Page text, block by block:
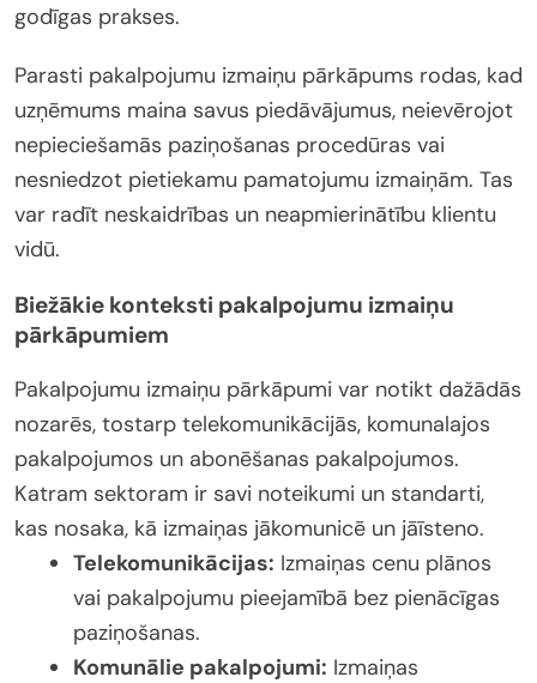
godīgas prakses.
Parasti pakalpojumu izmaiņu pārkāpums rodas, kad
uzņēmums maina savus piedāvājumus, neievērojot
nepieciešamās paziņošanas procedūras vai
nesniedzot pietiekamu pamatojumu izmaiņām. Tas
var radīt neskaidrības un neapmierinātību klientu
vidū.
Biežākie konteksti pakalpojumu izmaiņu
pārkāpumiem
Pakalpojumu izmaiņu pārkāpumi var notikt dažādās
nozarēs, tostarp telekomunikācijās, komunalajos
pakalpojumos un abonēšanas pakalpojumos.
Katram sektoram ir savi noteikumi un standarti,
kas nosaka, kā izmaiņas jākomunicē un jāīsteno.
Telekomunikācijas: Izmaiņas cenu plānos
vai pakalpojumu pieejamībā bez pienācīgas
paziņošanas.
Komunālie pakalpojumi: Izmaiņas